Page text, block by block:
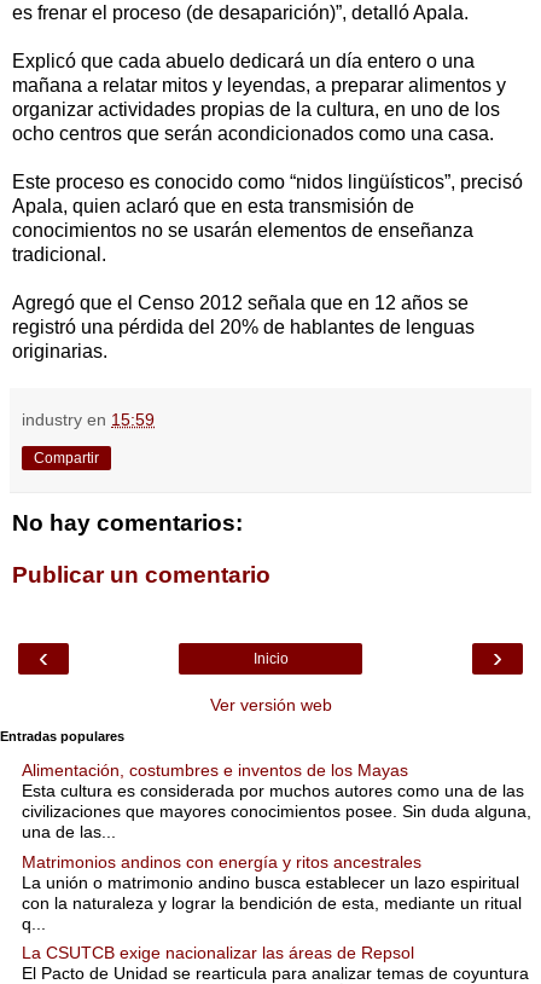
es frenar el proceso (de desaparición)”, detalló Apala.
Explicó que cada abuelo dedicará un día entero o una
mañana a relatar mitos y leyendas, a preparar alimentos y
organizar actividades propias de la cultura, en uno de los
ocho centros que serán acondicionados como una casa.
Este proceso es conocido como “nidos lingüísticos”, precisó
Apala, quien aclaró que en esta transmisión de
conocimientos no se usarán elementos de enseñanza
tradicional.
Agregó que el Censo 2012 señala que en 12 años se
registró una pérdida del 20% de hablantes de lenguas
originarias.
industry en 15:59
Compartir
No hay comentarios:
Publicar un comentario
‹ ›
Inicio
Ver versión web
Entradas populares
Alimentación, costumbres e inventos de los Mayas
Esta cultura es considerada por muchos autores como una de las
civilizaciones que mayores conocimientos posee. Sin duda alguna,
una de las...
Matrimonios andinos con energía y ritos ancestrales
La unión o matrimonio andino busca establecer un lazo espiritual
con la naturaleza y lograr la bendición de esta, mediante un ritual
q...
La CSUTCB exige nacionalizar las áreas de Repsol
El Pacto de Unidad se rearticula para analizar temas de coyuntura